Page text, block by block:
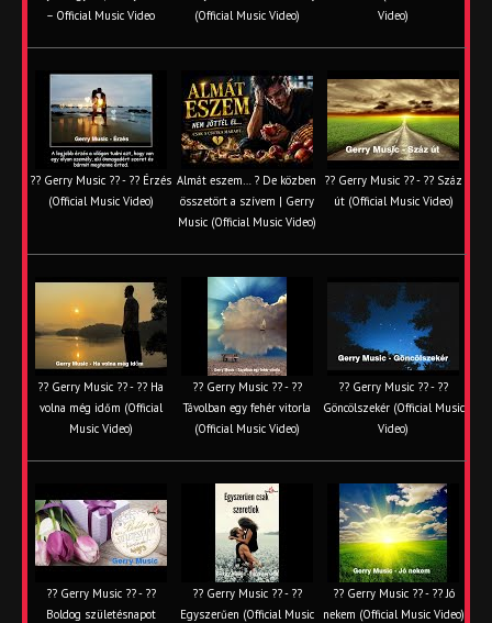
– Official Music Video
(Official Music Video)
Video)
?? Gerry Music ?? - ?? Érzés
(Official Music Video)
Almát eszem… ? De közben
összetört a szívem | Gerry
Music (Official Music Video)
?? Gerry Music ?? - ?? Száz
út (Official Music Video)
?? Gerry Music ?? - ?? Ha
volna még időm (Official
Music Video)
?? Gerry Music ?? - ??
Távolban egy fehér vitorla
(Official Music Video)
?? Gerry Music ?? - ??
Göncölszekér (Official Music
Video)
?? Gerry Music ?? - ??
Boldog születésnapot
?? Gerry Music ?? - ??
Egyszerűen (Official Music
?? Gerry Music ?? - ?? Jó
nekem (Official Music Video)